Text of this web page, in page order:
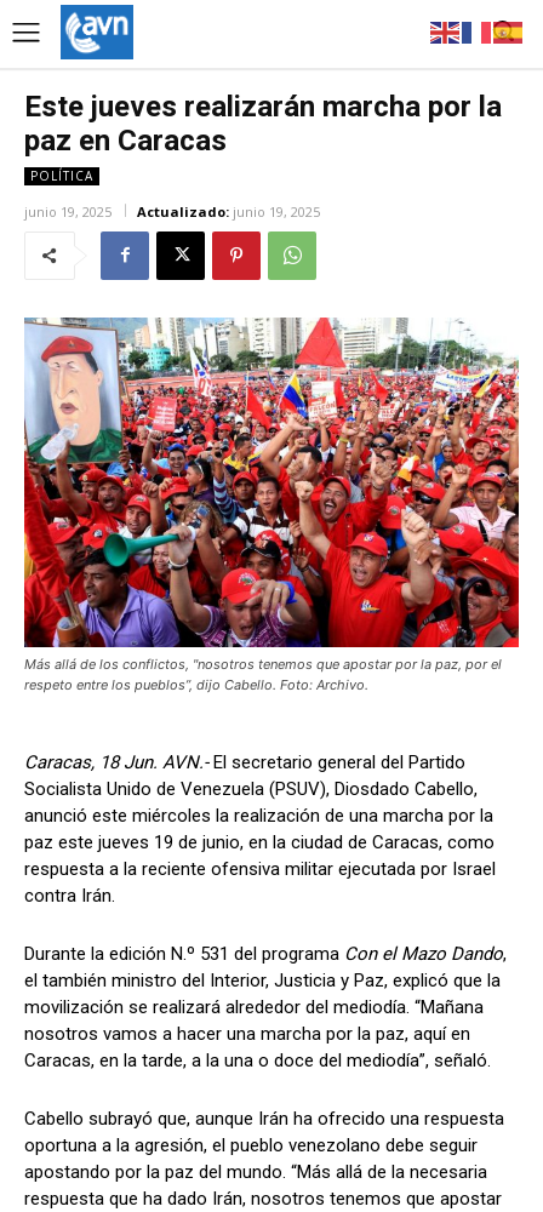
Este jueves realizarán marcha por la
paz en Caracas
POLÍTICA
junio 19, 2025 Actualizado: junio 19, 2025
Más allá de los conflictos, "nosotros tenemos que apostar por la paz, por el
respeto entre los pueblos”, dijo Cabello. Foto: Archivo.
Caracas, 18 Jun. AVN.-El secretario general del Partido
Socialista Unido de Venezuela (PSUV), Diosdado Cabello,
anunció este miércoles la realización de una marcha por la
paz este jueves 19 de junio, en la ciudad de Caracas, como
respuesta a la reciente ofensiva militar ejecutada por Israel
contra Irán.
Durante la edición N.º 531 del programa Con el Mazo Dando,
el también ministro del Interior, Justicia y Paz, explicó que la
movilización se realizará alrededor del mediodía. “Mañana
nosotros vamos a hacer una marcha por la paz, aquí en
Caracas, en la tarde, a la una o doce del mediodía”, señaló.
Cabello subrayó que, aunque Irán ha ofrecido una respuesta
oportuna a la agresión, el pueblo venezolano debe seguir
apostando por la paz del mundo. “Más allá de la necesaria
respuesta que ha dado Irán, nosotros tenemos que apostar